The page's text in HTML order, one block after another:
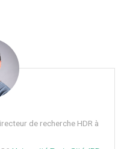
de recherche HDR à